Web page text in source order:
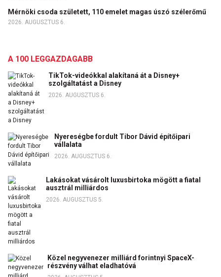
Mérnöki csoda született, 110 emelet magas úszó szélerőmű
2026. AUGUSZTUS 6.
A 100 LEGGAZDAGABB
TikTok-videókkal alakítaná át a Disney+
szolgáltatást a Disney
2026. AUGUSZTUS 6.
Nyereségbe fordult Tibor Dávid építőipari
vállalata
2026. AUGUSZTUS 6.
Lakásokat vásárolt luxusbirtoka mögött a fiatal
ausztrál milliárdos
2026. AUGUSZTUS 5.
Közel negyvenezer milliárd forintnyi SpaceX-
részvény válhat eladhatóvá